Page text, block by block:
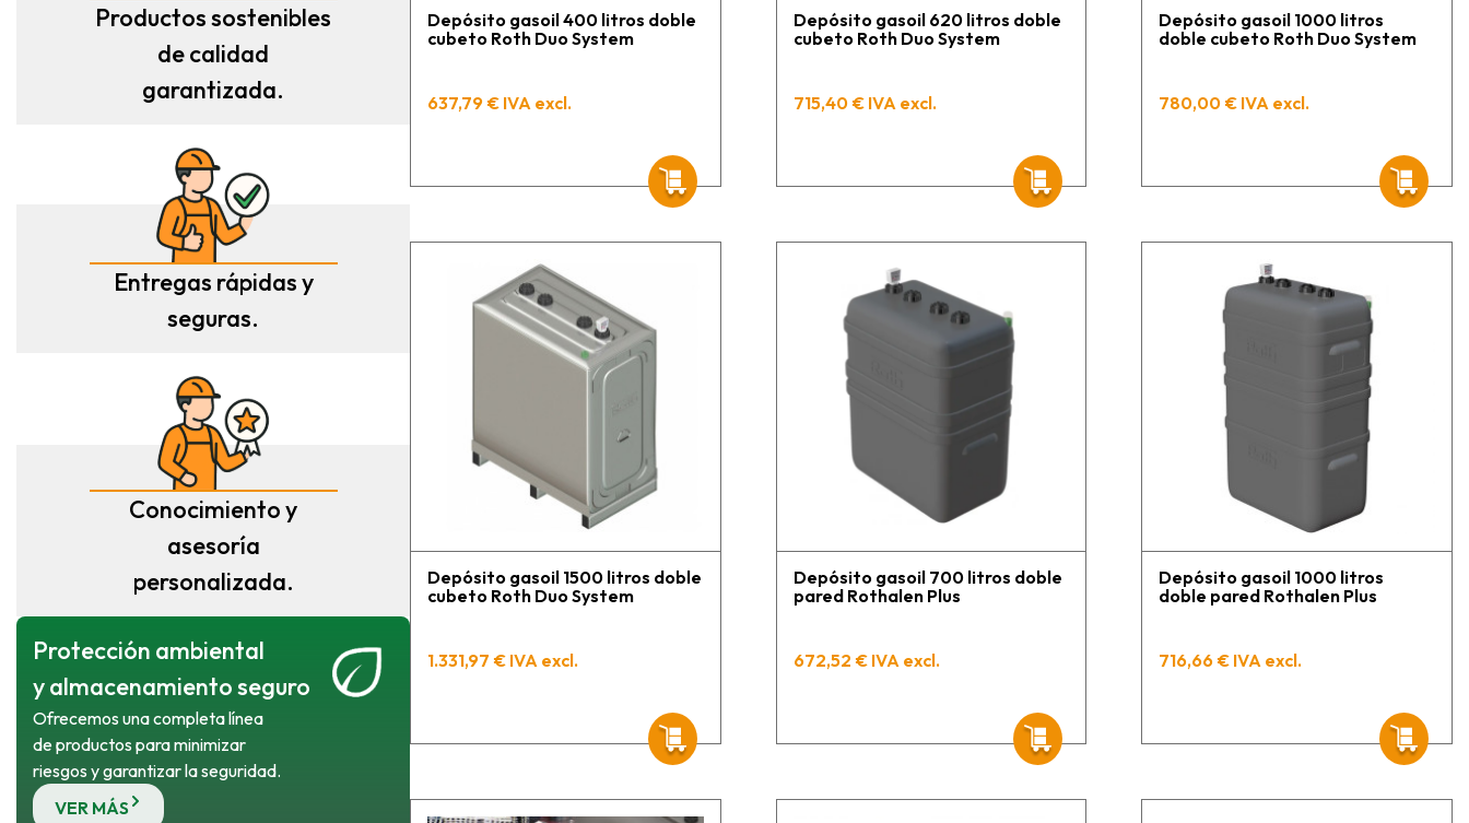
Productos sostenibles
de calidad
garantizada.
Entregas rápidas y
seguras.
Conocimiento y
asesoría
personalizada.
Protección ambiental
y almacenamiento seguro
Ofrecemos una completa línea
de productos para minimizar
riesgos y garantizar la seguridad.
VER MÁS
Depósito gasoil 400 litros doble
cubeto Roth Duo System
637,79 € IVA excl.
Depósito gasoil 620 litros doble
cubeto Roth Duo System
715,40 € IVA excl.
Depósito gasoil 1000 litros
doble cubeto Roth Duo System
780,00 € IVA excl.
Depósito gasoil 1500 litros doble
cubeto Roth Duo System
1.331,97 € IVA excl.
Depósito gasoil 700 litros doble
pared Rothalen Plus
672,52 € IVA excl.
Depósito gasoil 1000 litros
doble pared Rothalen Plus
716,66 € IVA excl.